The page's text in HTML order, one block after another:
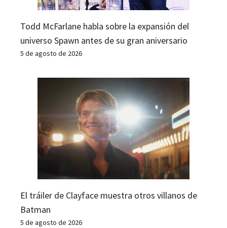
Todd McFarlane habla sobre la expansión del
universo Spawn antes de su gran aniversario
5 de agosto de 2026
El tráiler de Clayface muestra otros villanos de
Batman
5 de agosto de 2026